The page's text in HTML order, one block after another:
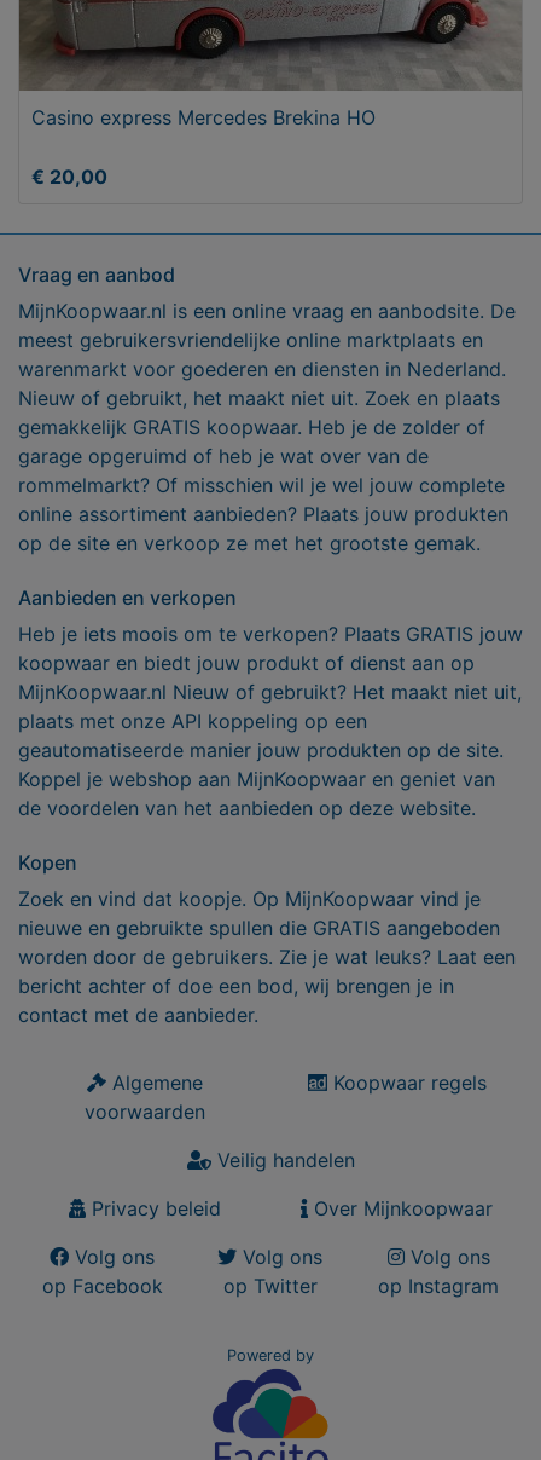
Casino express Mercedes Brekina HO
€ 20,00
Vraag en aanbod
MijnKoopwaar.nl is een online vraag en aanbodsite. De
meest gebruikersvriendelijke online marktplaats en
warenmarkt voor goederen en diensten in Nederland.
Nieuw of gebruikt, het maakt niet uit. Zoek en plaats
gemakkelijk GRATIS koopwaar. Heb je de zolder of
garage opgeruimd of heb je wat over van de
rommelmarkt? Of misschien wil je wel jouw complete
online assortiment aanbieden? Plaats jouw produkten
op de site en verkoop ze met het grootste gemak.
Aanbieden en verkopen
Heb je iets moois om te verkopen? Plaats GRATIS jouw
koopwaar en biedt jouw produkt of dienst aan op
MijnKoopwaar.nl Nieuw of gebruikt? Het maakt niet uit,
plaats met onze API koppeling op een
geautomatiseerde manier jouw produkten op de site.
Koppel je webshop aan MijnKoopwaar en geniet van
de voordelen van het aanbieden op deze website.
Kopen
Zoek en vind dat koopje. Op MijnKoopwaar vind je
nieuwe en gebruikte spullen die GRATIS aangeboden
worden door de gebruikers. Zie je wat leuks? Laat een
bericht achter of doe een bod, wij brengen je in
contact met de aanbieder.
Algemene
voorwaarden
Koopwaar regels
Veilig handelen
Privacy beleid
Over Mijnkoopwaar
Volg ons
op Facebook
Volg ons
op Twitter
Volg ons
op Instagram
Powered by